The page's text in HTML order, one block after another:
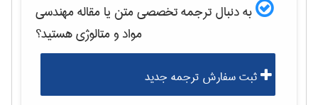
به دنبال ترجمه تخصصی متن یا مقالهمهندسی
مواد و متالوژیهستید؟
ثبت سفارش ترجمه جدید